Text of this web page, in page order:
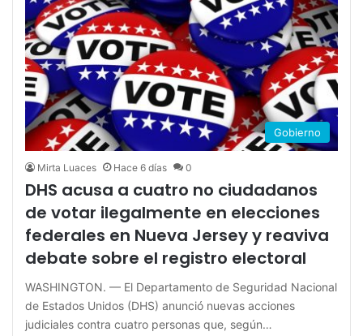
Gobierno
Mirta Luaces Hace 6 días 0
DHS acusa a cuatro no ciudadanos
de votar ilegalmente en elecciones
federales en Nueva Jersey y reaviva
debate sobre el registro electoral
WASHINGTON. — El Departamento de Seguridad Nacional
de Estados Unidos (DHS) anunció nuevas acciones
judiciales contra cuatro personas que, según…